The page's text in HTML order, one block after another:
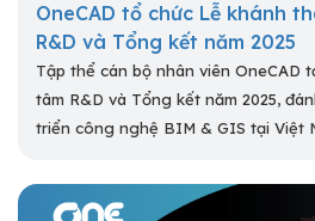
OneCAD tổ chức Lễ khánh
R&D và Tổng kết năm 2025
Tập thể cán bộ nhân viên OneCAD
tâm R&D và Tổng kết năm 2025,
triển công nghệ BIM & GIS tại Việt